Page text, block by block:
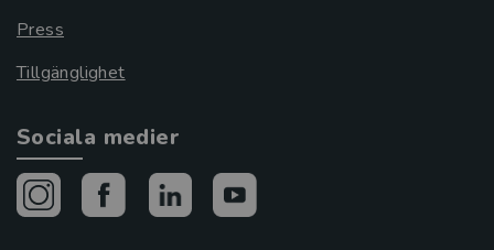
Press
Tillgänglighet
Sociala medier